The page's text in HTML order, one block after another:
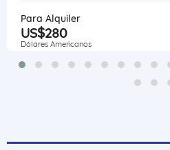
Para Alquiler
US$280
Dólares Americanos